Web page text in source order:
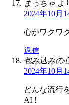
まっちゃ よ
2024年10月
心がワクワ
返信
包み込みの
2024年10月
どんな流行
AI！